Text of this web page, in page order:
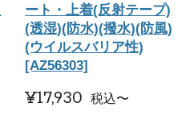
ート・上着(反射テープ)
(透湿)(防水)(撥水)(防風)
(ウイルスバリア性)
[AZ56303]
¥17,930 税込〜